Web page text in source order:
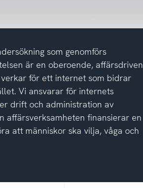
som genomförs
är en oberoende, affärsdriven
för ett internet som bidrar
Vi ansvarar för internets
drift och administration av
affärsverksamheten finansierar en
att människor ska vilja, våga och